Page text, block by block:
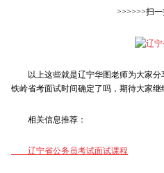
>>>>>>扫一
以上这些就是辽宁华图老师为大家分
铁岭省考面试时间确定了吗，期待大家
相关信息推荐：
辽宁省公务员考试面试课程